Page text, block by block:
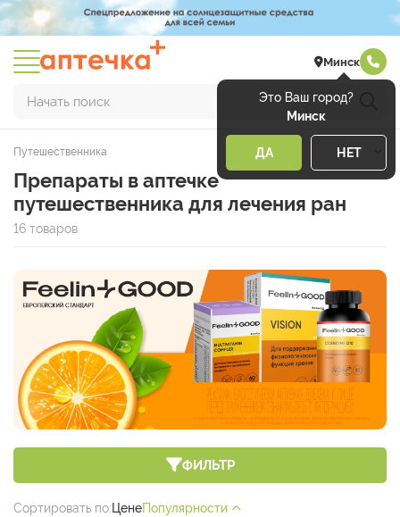
Минск
Это Ваш город?
Минск
ДА НЕТ
Начать поиск
Путешественника
Препараты в аптечке
путешественника для лечения ран
16 товаров
ФИЛЬТР
Сортировать по: ЦенеПопулярности